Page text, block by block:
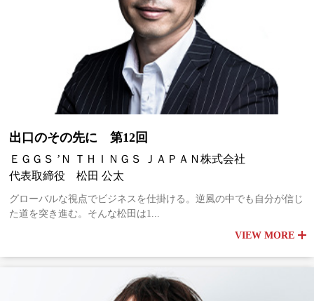
出口のその先に 第12回
ＥＧＧＳ ’Ｎ ＴＨＩＮＧＳ ＪＡＰＡＮ株式会社
代表取締役 松田 公太
グローバルな視点でビジネスを仕掛ける。逆風の中でも自分が信じ
た道を突き進む。そんな松田は1...
VIEW MORE